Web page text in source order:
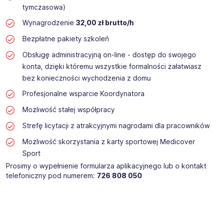
tymczasowa)
Wynagrodzenie 32,00 zł brutto/h
Bezpłatne pakiety szkoleń
Obsługę administracyjną on-line - dostęp do swojego
konta, dzięki któremu wszystkie formalności załatwiasz
bez konieczności wychodzenia z domu
Profesjonalne wsparcie Koordynatora
Możliwość stałej współpracy
Strefę licytacji z atrakcyjnymi nagrodami dla pracowników
Możliwość skorzystania z karty sportowej Medicover
Sport
Prosimy o wypełnienie formularza aplikacyjnego lub o kontakt
telefoniczny pod numerem: 726 808 050